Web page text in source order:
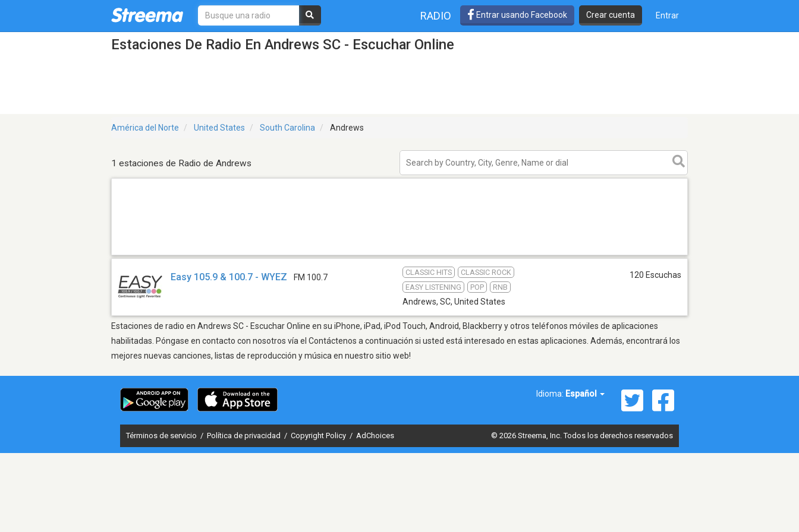
RADIO Entrar usando Facebook Crear cuenta Entrar
Estaciones De Radio En Andrews SC - Escuchar Online
América del Norte United States South Carolina Andrews
1 estaciones de Radio de Andrews
Easy 105.9 & 100.7 - WYEZ FM 100.7
CLASSIC HITS
CLASSIC ROCK
EASY LISTENING
POP RNB
Andrews, SC, United States
120 Escuchas
Estaciones de radio en Andrews SC - Escuchar Online en su iPhone, iPad, iPod Touch, Android, Blackberry y otros teléfonos móviles de aplicaciones
habilitadas. Póngase en contacto con nosotros vía el Contáctenos a continuación si usted está interesado en estas aplicaciones. Además, encontrará los
mejores nuevas canciones, listas de reproducción y música en nuestro sitio web!
Idioma: Español
Términos de servicio / Política de privacidad / Copyright Policy / AdChoices © 2026 Streema, Inc. Todos los derechos reservados